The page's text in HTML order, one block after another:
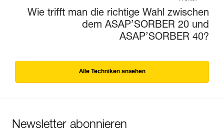
Wie trifft man die richtige Wahl zwischen
dem ASAP’SORBER 20 und
ASAP’SORBER 40?
Alle Techniken ansehen
Newsletter abonnieren